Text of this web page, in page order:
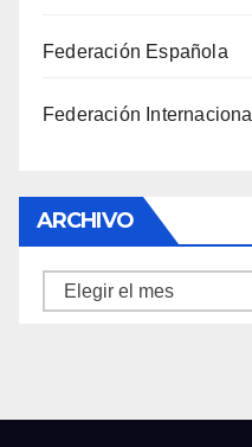
Federación Española
Federación Internacional
ARCHIVO
Archivo